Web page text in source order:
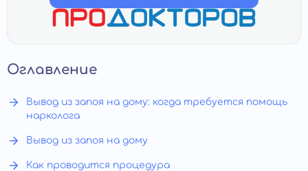
Оглавление
Вывод из запоя на дому: когда требуется помощь
нарколога
Вывод из запоя на дому
Как проводится процедура